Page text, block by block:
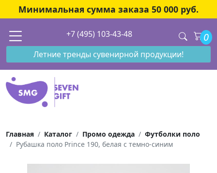
Минимальная сумма заказа 50 000 руб.
+7 (495) 103-43-48 0
Летние тренды сувенирной продукции!
Главная Каталог Промо одежда
Футболки поло
Рубашка поло Prince 190, белая с темно-синим